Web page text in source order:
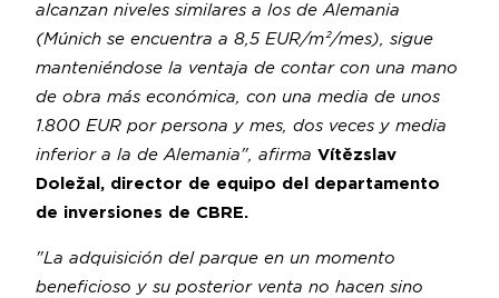
alcanzan niveles similares a los de Alemania
(Múnich se encuentra a 8,5 EUR/m²/mes), sigue
manteniéndose la ventaja de contar con una mano
de obra más económica, con una media de unos
1.800 EUR por persona y mes, dos veces y media
inferior a la de Alemania", afirma Vítězslav
Doležal, director de equipo del departamento
de inversiones de CBRE.
"La adquisición del parque en un momento
beneficioso y su posterior venta no hacen sino